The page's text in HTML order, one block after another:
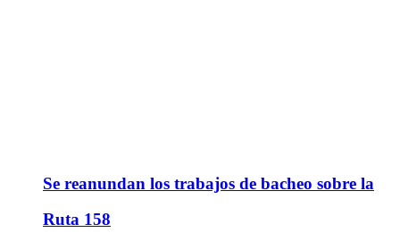
Se reanundan los trabajos de bacheo sobre la
Ruta 158